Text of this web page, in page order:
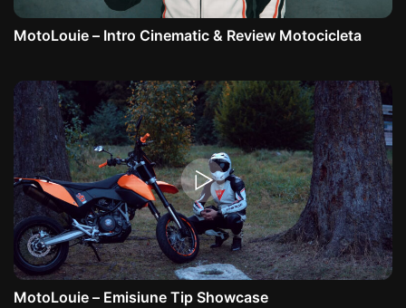
MotoLouie – Intro Cinematic & Review Motocicleta
MotoLouie – Emisiune Tip Showcase